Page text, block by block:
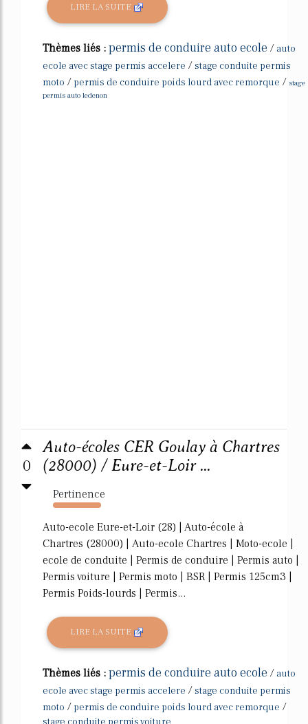
LIRE LA SUITE
Thèmes liés : permis de conduire auto ecole / auto
ecole avec stage permis accelere /stage conduite permis
moto / permis de conduire poids lourd avec remorque / stage
permis auto ledenon
0
Auto-écoles CER Goulay à Chartres
(28000) / Eure-et-Loir ...
Pertinence
2449%
Auto-ecole Eure-et-Loir (28) | Auto-école à
Chartres (28000) | Auto-ecole Chartres | Moto-ecole |
ecole de conduite | Permis de conduire | Permis auto |
Permis voiture | Permis moto | BSR | Permis 125cm3 |
Permis Poids-lourds | Permis...
LIRE LA SUITE
Thèmes liés : permis de conduire auto ecole / auto
ecole avec stage permis accelere /stage conduite permis
moto / permis de conduire poids lourd avec remorque /